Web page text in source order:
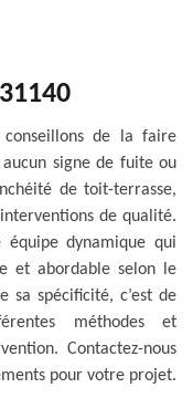
conseillons de la faire
signe de fuite ou
de toit-terrasse,
de qualité.
dynamique qui
et abordable selon le
sa spécificité, c’est de
méthodes et
Contactez-nous
pour votre projet.